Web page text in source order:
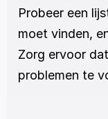
Probeer een
moet vinden,
Zorg ervoor
problemen te